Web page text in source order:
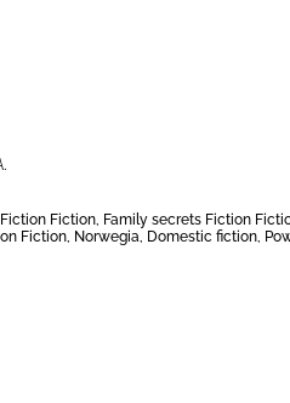
Fiction, Family secrets Fiction
Norwegia, Domestic fiction,